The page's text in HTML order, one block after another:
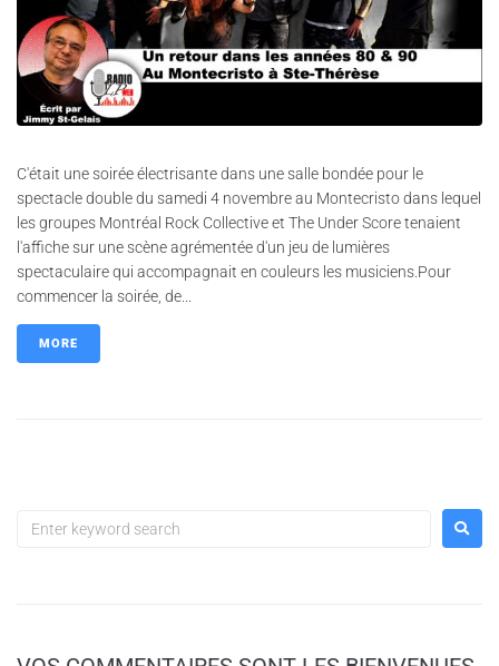
C'était une soirée électrisante dans une salle bondée pour le
spectacle double du samedi 4 novembre au Montecristo dans lequel
les groupes Montréal Rock Collective et The Under Score tenaient
l'affiche sur une scène agrémentée d'un jeu de lumières
spectaculaire qui accompagnait en couleurs les musiciens.Pour
commencer la soirée, de...
MORE